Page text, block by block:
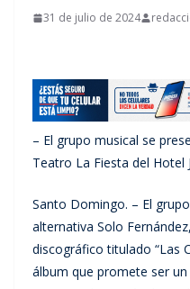
31 de julio de 2024
– El grupo musical se
Teatro La Fiesta del Hotel
Santo Domingo. – El
alternativa Solo
discográfico titulado “Las
álbum que promete ser